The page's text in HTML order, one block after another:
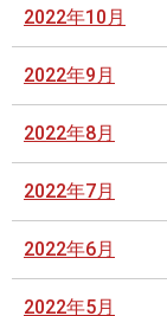
2022年10月
2022年9月
2022年8月
2022年7月
2022年6月
2022年5月